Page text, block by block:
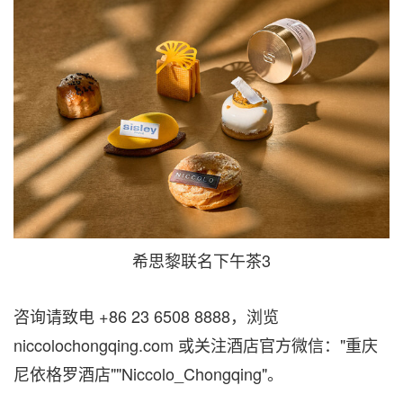
希思黎联名下午茶3
咨询请致电 +86 23 6508 8888，浏览
niccolochongqing.com 或关注酒店官方微信："重庆
尼依格罗酒店""Niccolo_Chongqing"。